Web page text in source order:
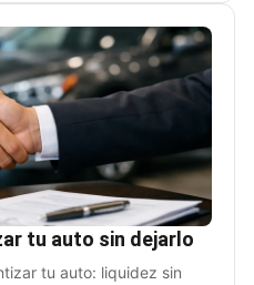
tu auto sin dejarlo
tu auto: liquidez sin